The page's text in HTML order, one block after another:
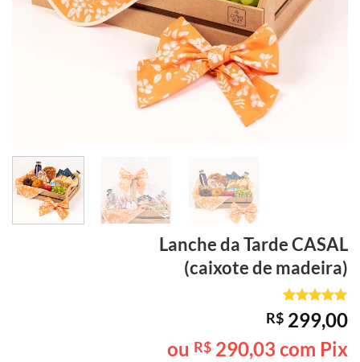
Lanche da TardeCASAL
(caixote de madeira)
Avaliado
como5de
5, com
baseado em
1
R$ 299,00
ou R$ 290,03 com Pix